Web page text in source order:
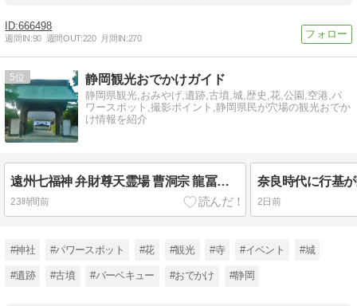
666498
週間IN:90 週間OUT:220 月間IN:270
5 静岡観光おでかけガイド
静岡県観光,おみやげ,遺跡,古墳,城,歴史,花,公園,空港,パ
ワースポット,撮影ポイント,静岡県民が穴場の観光おでか
け情報を紹介
遠州七福神 弁財尊天霊場 曹洞宗 龍冨山 松秀寺 (静岡県袋井市(旧磐田郡浅羽町)富里453)
23時間前 2日前
#神社 #パワースポット #花 #観光 #寺 #イベント #城
#遺跡 #古墳 #バーベキュー #おでかけ #静岡